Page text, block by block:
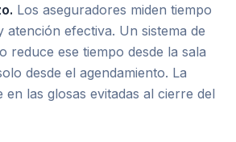
Los aseguradores miden tiempo
atención efectiva. Un sistema de
reduce ese tiempo desde la sala
desde el agendamiento. La
en las glosas evitadas al cierre del